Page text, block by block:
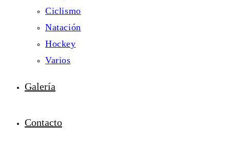
Ciclismo
Natación
Hockey
Varios
Galería
Contacto